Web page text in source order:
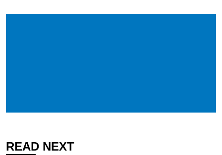
READ NEXT